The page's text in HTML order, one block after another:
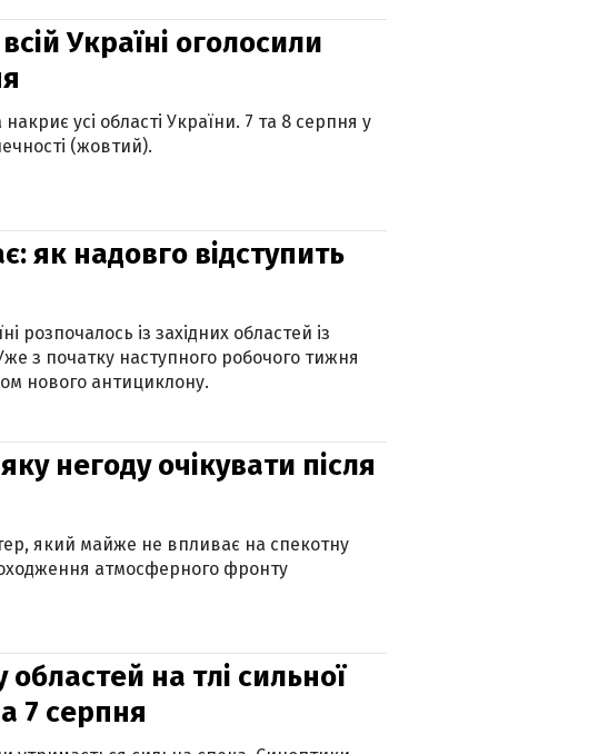
Україні оголосили
усі області України. 7 та 8 серпня у
(жовтий).
як надовго відступить
розпочалось із західних областей із
з початку наступного робочого тижня
нового антициклону.
негоду очікувати після
який майже не впливає на спекотну
атмосферного фронту
на тлі сильної
7 серпня